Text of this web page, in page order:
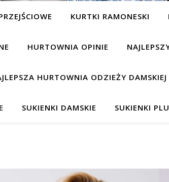
KURTKI RAMONESKI
HURTOWNIA OPINIE
HURTOWNIA ODZIEŻY
SUKIENKI DAMSKIE SUKIENKI